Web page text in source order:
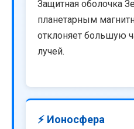
Защитная оболочка
планетарным
отклоняет большую
лучей.
⚡ Ионосфера